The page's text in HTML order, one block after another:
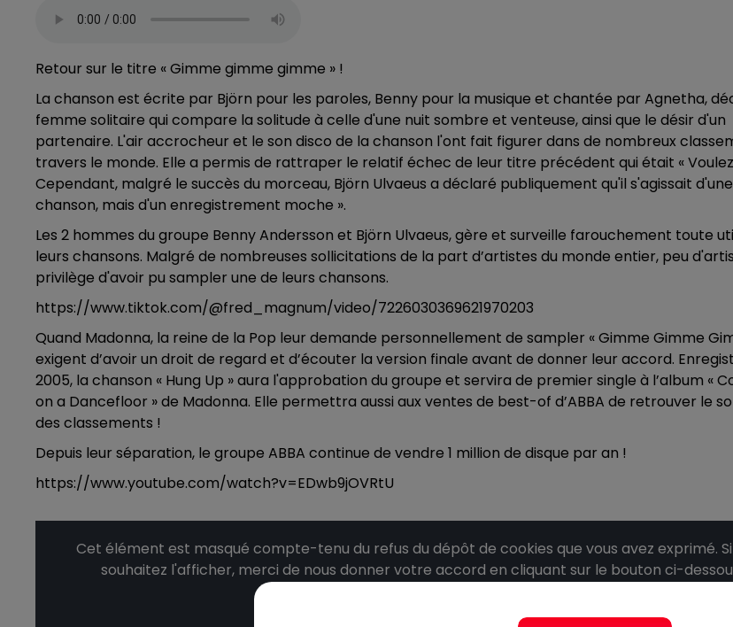
Retour sur le titre « Gimme gimme gimme » !
La chanson est écrite par Björn pour les paroles, Benny pour la musique et chantée par Agnetha,
femme solitaire qui compare la solitude à celle d'une nuit sombre et venteuse, ainsi que le désir d'un
partenaire. L'air accrocheur et le son disco de la chanson l'ont fait figurer dans de nombreux
travers le monde. Elle a permis de rattraper le relatif échec de leur titre précédent qui était «
Cependant, malgré le succès du morceau, Björn Ulvaeus a déclaré publiquement qu'il s'agissait
chanson, mais d'un enregistrement moche ».
Les 2 hommes du groupe Benny Andersson et Björn Ulvaeus, gère et surveille farouchement toute
leurs chansons. Malgré de nombreuses sollicitations de la part d’artistes du monde entier, peu
privilège d'avoir pu sampler une de leurs chansons.
https://www.tiktok.com/@fred_magnum/video/7226030369621970203
Quand Madonna, la reine de la Pop leur demande personnellement de sampler « Gimme Gimme
exigent d’avoir un droit de regard et d’écouter la version finale avant de donner leur accord.
2005, la chanson « Hung Up » aura l'approbation du groupe et servira de premier single à l’album «
on a Dancefloor » de Madonna. Elle permettra aussi aux ventes de best-of d’ABBA de retrouver le
des classements !
Depuis leur séparation, le groupe ABBA continue de vendre 1 million de disque par an !
https://www.youtube.com/watch?v=EDwb9jOVRtU
Cet élément est masqué compte-tenu du refus du dépôt de cookies que vous avez exprimé.
souhaitez l'afficher, merci de nous donner votre accord en cliquant sur le bouton ci-